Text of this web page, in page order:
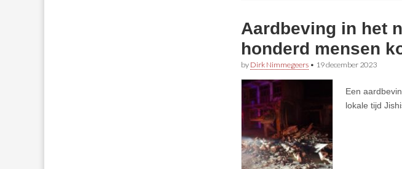
Aardbeving in het
honderd mensen
by Dirk Nimmegeers • 19 december 2023
Een
lokale tijd